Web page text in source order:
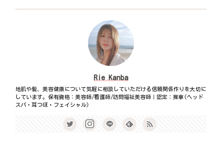
Rie Kanba
地肌や髪、美容健康について気軽に相談していただける信頼関係作りを大切に
しています。保有資格：美容師/看護師/訪問福祉美容師｜認定：推拿(ヘッド
スパ・耳つぼ・フェイシャル)